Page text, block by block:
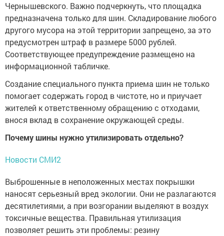
Чернышевского. Важно подчеркнуть, что площадка
предназначена только для шин. Складирование любого
другого мусора на этой территории запрещено, за это
предусмотрен штраф в размере 5000 рублей.
Соответствующее предупреждение размещено на
информационной табличке.
Создание специального пункта приема шин не только
помогает содержать город в чистоте, но и приучает
жителей к ответственному обращению с отходами,
внося вклад в сохранение окружающей среды.
Почему шины нужно утилизировать отдельно?
Новости СМИ2
Выброшенные в неположенных местах покрышки
наносят серьезный вред экологии. Они не разлагаются
десятилетиями, а при возгорании выделяют в воздух
токсичные вещества. Правильная утилизация
позволяет решить эти проблемы: резину